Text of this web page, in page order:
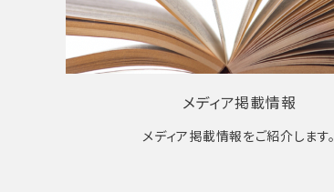
メディア掲載情報
メディア掲載情報をご紹介します。